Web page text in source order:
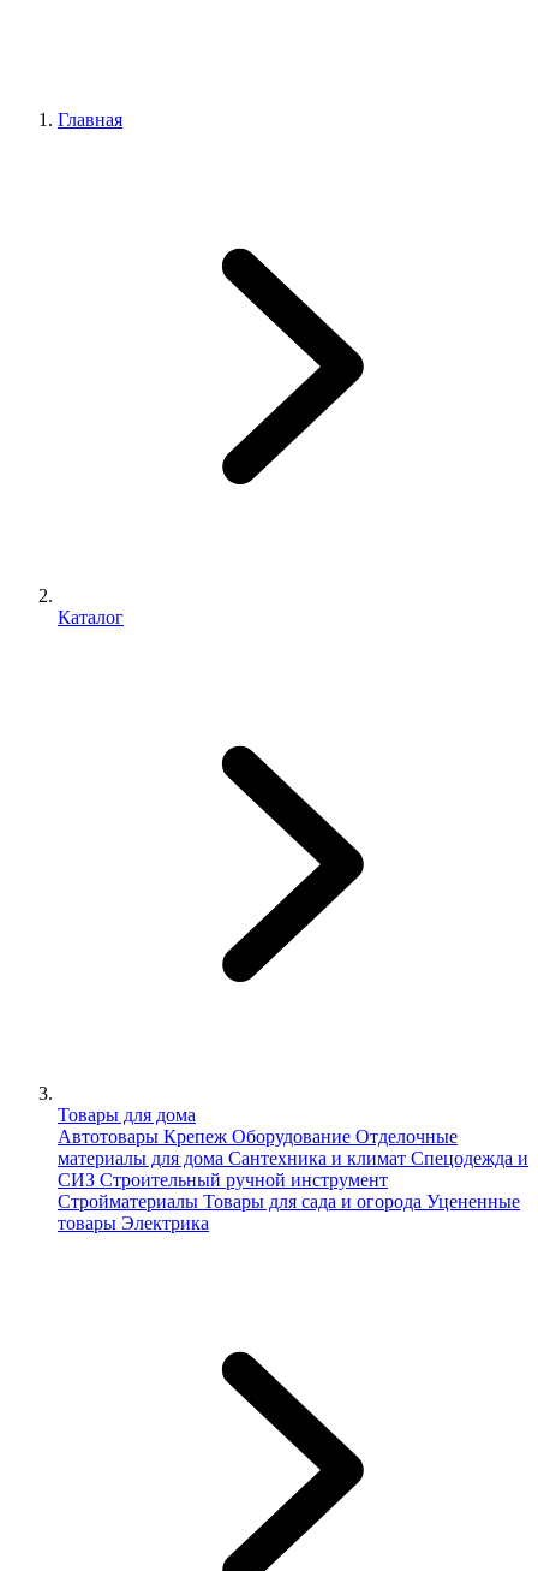
Главная
Каталог
Товары для дома
Автотовары Крепеж Оборудование Отделочные
материалы для дома Сантехника и климат Спецодежда и
СИЗ Строительный ручной инструмент
Стройматериалы Товары для сада и огорода Уцененные
товары Электрика